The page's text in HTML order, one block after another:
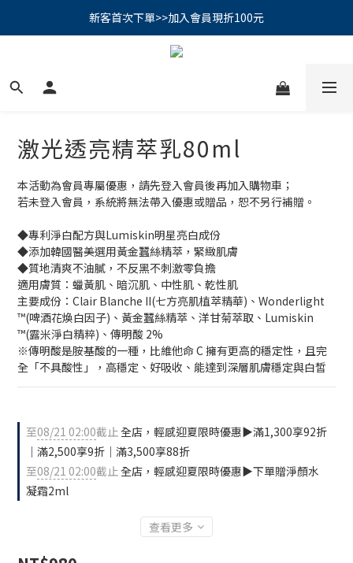
PSK 光防禦柔霧防曬棒｜小霧棒閃亮登場✨ 新品上市優惠中！
新客首次下單>>加入會員現折100元
📢綁定LINE好友再領500｜👉點我綁定
PSK 光防禦柔霧防曬棒｜小霧棒閃亮登場✨ 新品上市優惠中！
激光透亮精萃乳80ml
本活動為會員專屬優惠，請先登入會員後再加入購物車；
若未登入會員，系統將無法帶入優惠或贈品，恕不另行補贈。
◆專利淨白配方與Lumiskin明星亮白成份
◆添加韓國醫美選用黃金蠶絲精萃，緊緻肌膚
◆質地清爽不油膩，不反黑不刺激零負擔
適用膚質：蠟黃肌、暗沉肌、中性肌、乾性肌
主要成份：Clair Blanche II(七方亮肌植萃精華)、Wonderlight
™(啤酒花煥白因子)、黃金蠶絲精萃、洋甘菊萃取、Lumiskin
™(露米淨白精粹)、傳明酸 2%
※傳明酸是胺基酸的一種，比維他命 C 擁有更高的穩定性，且完
全「不具酸性」，高穩定、好吸收、能達到深層肌膚穩定與白皙
至08/21 02:00截止全店，輕感迎夏限時優惠▶️滿1,300享92折
｜滿2,500享9折｜滿3,500享88折
至08/21 02:00截止全店，輕感迎夏限時優惠▶️下單贈淨顏水
凝霜2ml
查看更多